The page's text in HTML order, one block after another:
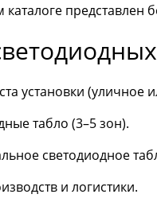
представлен
установки
табло (3–5 зон).
светодиодное
и логистики.